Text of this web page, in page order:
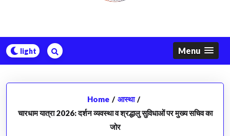
Menu
Home / आस्था /
चारधाम यात्रा 2026: दर्शन व्यवस्था व श्रद्धालु सुविधाओं पर मुख्य सचिव का
जोर